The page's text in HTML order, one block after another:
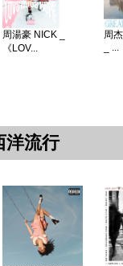
周湯豪 NICK _
《LOV...
周
_ ...
洋流行